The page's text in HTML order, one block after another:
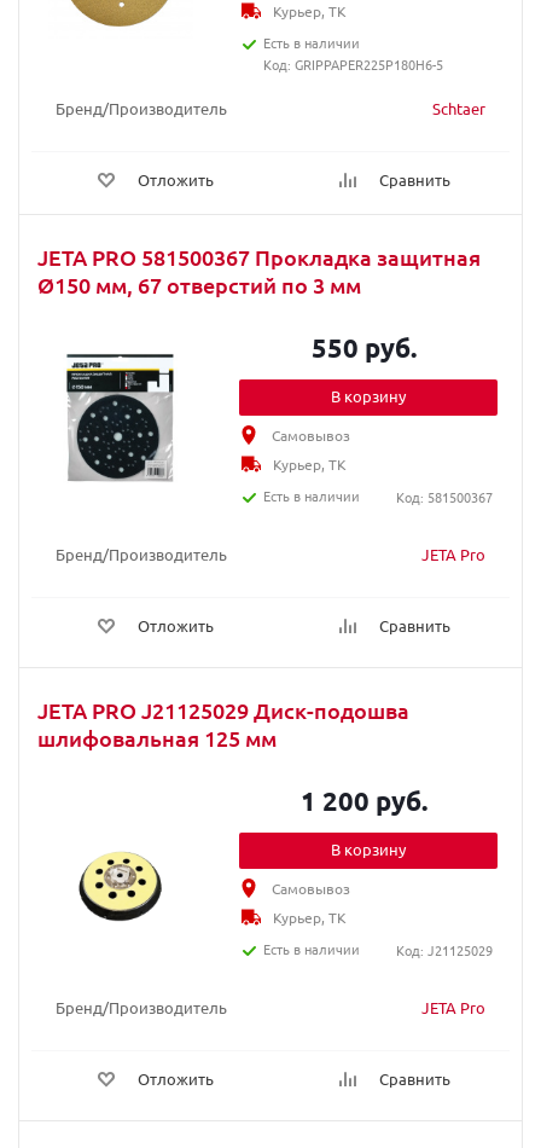
Бренд/Производитель Schtaer
Отложить Сравнить
Курьер, ТК
Есть в наличии
Код: GRIPPAPER225P180H6-5
JETA PRO 581500367 Прокладка защитная
Ø150 мм, 67 отверстий по 3 мм
Бренд/Производитель JETA Pro
Отложить Сравнить
550 руб.
В корзину
Самовывоз
Курьер, ТК
Есть в наличии
Код: 581500367
JETA PRO J21125029 Диск-подошва
шлифовальная 125 мм
Бренд/Производитель JETA Pro
Отложить Сравнить
1 200 руб.
В корзину
Самовывоз
Курьер, ТК
Есть в наличии
Код: J21125029